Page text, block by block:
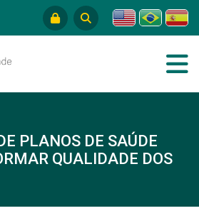
PLANOS DE SAÚDE
QUALIDADE DOS